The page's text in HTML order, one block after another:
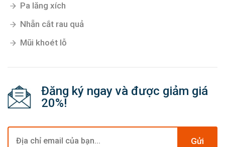
Pa lăng xích
Nhẵn cắt rau quả
Mũi khoét lỗ
Đăng ký ngay và được giảm giá
20%!
Gửi